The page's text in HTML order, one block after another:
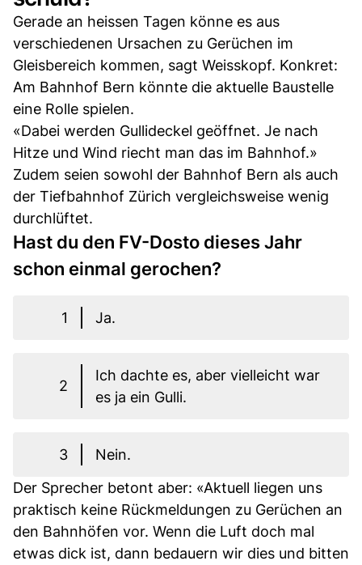
Gerade an heissen Tagen könne es aus
verschiedenen Ursachen zu Gerüchen im
Gleisbereich kommen, sagt Weisskopf. Konkret:
Am Bahnhof Bern könnte die aktuelle Baustelle
eine Rolle spielen.
«Dabei werden Gullideckel geöffnet. Je nach
Hitze und Wind riecht man das im Bahnhof.»
Zudem seien sowohl der Bahnhof Bern als auch
der Tiefbahnhof Zürich vergleichsweise wenig
durchlüftet.
Hast du den FV-Dosto dieses Jahr
schon einmal gerochen?
1 Ja.
2
Ich dachte es, aber vielleicht war
es ja ein Gulli.
3
Nein.
Der Sprecher betont aber: «Aktuell liegen uns
praktisch keine Rückmeldungen zu Gerüchen an
den Bahnhöfen vor. Wenn die Luft doch mal
etwas dick ist, dann bedauern wir dies und bitten